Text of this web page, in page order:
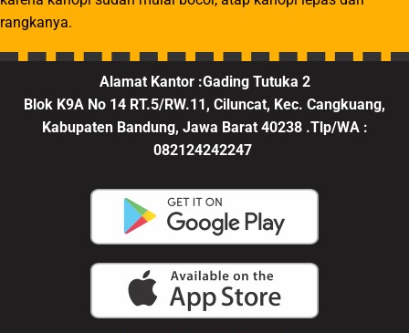
rangkanya.
Alamat Kantor :Gading Tutuka 2
Blok K9A No 14 RT.5/RW.11, Ciluncat, Kec. Cangkuang,
Kabupaten Bandung, Jawa Barat 40238 .Tlp/WA :
082124242247